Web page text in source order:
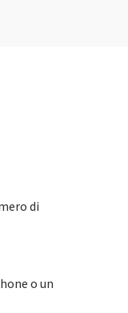
di
o un